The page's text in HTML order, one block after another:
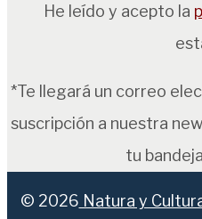
He leído y acepto la
*Te llegará un correo
suscripción a nuestra
tu
© 2026 Natura y